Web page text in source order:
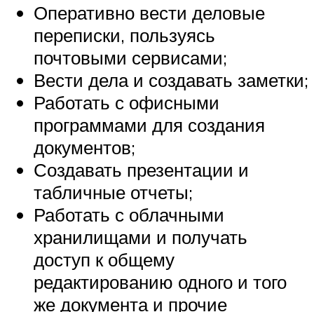
Оперативно вести деловые
переписки, пользуясь
почтовыми сервисами;
Вести дела и создавать заметки;
Работать с офисными
программами для создания
документов;
Создавать презентации и
табличные отчеты;
Работать с облачными
хранилищами и получать
доступ к общему
редактированию одного и того
же документа и прочие